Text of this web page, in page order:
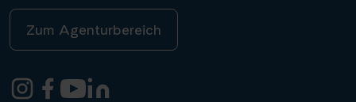
Zum Agenturbereich